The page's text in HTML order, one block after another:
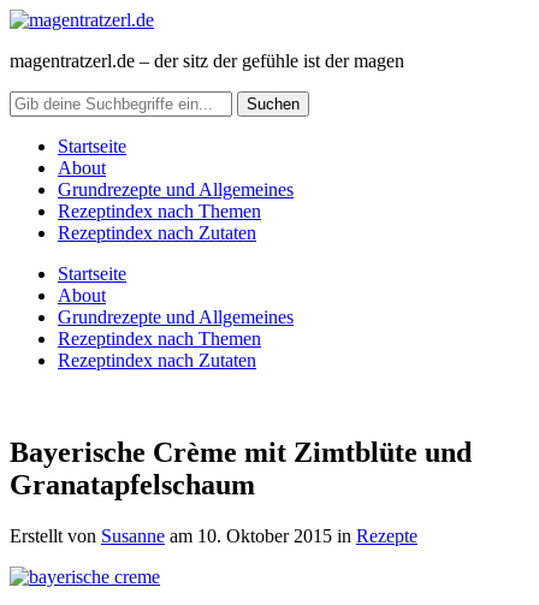
magentratzerl.de – der sitz der gefühle ist der magen
Startseite
About
Grundrezepte und Allgemeines
Rezeptindex nach Themen
Rezeptindex nach Zutaten
Startseite
About
Grundrezepte und Allgemeines
Rezeptindex nach Themen
Rezeptindex nach Zutaten
Bayerische Crème mit Zimtblüte und
Granatapfelschaum
Erstellt von Susanne am 10. Oktober 2015 in Rezepte